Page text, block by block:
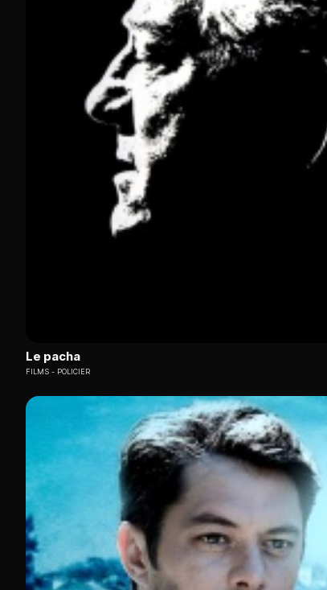
Le pacha
FILMS POLICIER